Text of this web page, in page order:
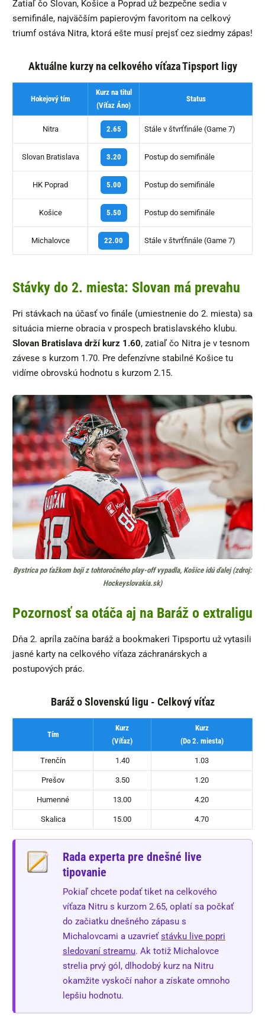
Zatiaľ čo Slovan, Košice a Poprad už bezpečne sedia v
semifinále, najväčším papierovým favoritom na celkový
triumf ostáva Nitra, ktorá ešte musí prejsť cez siedmy zápas!
Aktuálne kurzy na celkového víťaza Tipsport ligy
Hokejový tím
Kurz na titul
(Víťaz Áno)
Status
Nitra 2.65 Stále v štvrťfinále (Game 7)
Slovan Bratislava 3.20 Postup do semifinále
HK Poprad 5.00 Postup do semifinále
Košice 5.50 Postup do semifinále
Michalovce 22.00 Stále v štvrťfinále (Game 7)
Stávky do 2. miesta: Slovan má prevahu
Pri stávkach na účasť vo finále (umiestnenie do 2. miesta) sa
situácia mierne obracia v prospech bratislavského klubu.
Slovan Bratislava drží kurz 1.60, zatiaľ čo Nitra je v tesnom
závese s kurzom 1.70. Pre defenzívne stabilné Košice tu
vidíme obrovskú hodnotu s kurzom 2.15.
Bystrica po ťažkom boji z tohtoročného play-off vypadla, Košice idú ďalej (zdroj:
Hockeyslovakia.sk)
Pozornosť sa otáča aj na Baráž o extraligu
Dňa 2. apríla začína baráž a bookmakeri Tipsportu už vytasili
jasné karty na celkového víťaza záchranárskych a
postupových prác.
Baráž o Slovenskú ligu - Celkový víťaz
Tím
Kurz
(Víťaz)
Kurz
(Do 2. miesta)
Trenčín 1.40 1.03
Prešov 3.50 1.20
Humenné 13.00 4.20
Skalica 15.00 4.70
Rada experta pre dnešné live
tipovanie
Pokiaľ chcete podať tiket na celkového
víťaza Nitru s kurzom 2.65, oplatí sa počkať
do začiatku dnešného zápasu s
Michalovcami a uzavrieťstávku live popri
sledovaní streamu. Ak totiž Michalovce
strelia prvý gól, dlhodobý kurz na Nitru
okamžite vyskočí nahor a získate omnoho
lepšiu hodnotu.